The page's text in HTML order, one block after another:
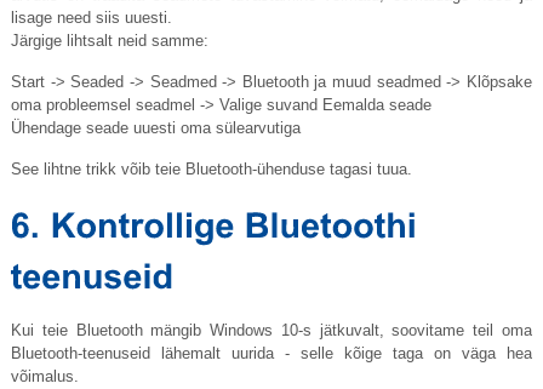
lisage need siis uuesti.
Järgige lihtsalt neid samme:
Start -> Seaded -> Seadmed -> Bluetooth ja muud seadmed -> Klõpsake
oma probleemsel seadmel -> Valige suvand Eemalda seade
Ühendage seade uuesti oma sülearvutiga
See lihtne trikk võib teie Bluetooth-ühenduse tagasi tuua.
Kui teie Bluetooth mängib Windows 10-s jätkuvalt, soovitame teil oma
Bluetooth-teenuseid lähemalt uurida - selle kõige taga on väga hea
võimalus.